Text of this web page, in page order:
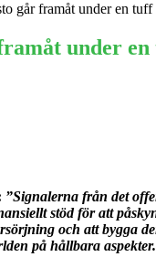
går framåt under en tuff
under
”Signalerna från det
stöd för att
och att bygga
på hållbara